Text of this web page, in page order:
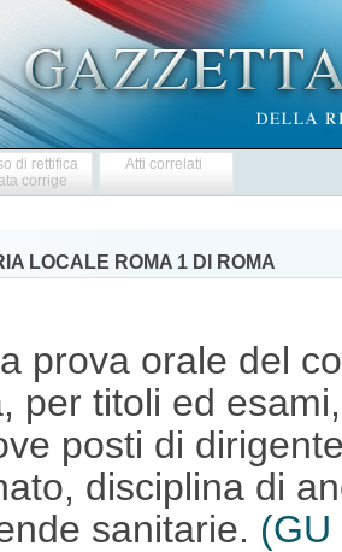
di rettifica
corrige
Atti correlati
LOCALE ROMA 1 DI ROMA
prova orale del
per titoli ed
posti di
disciplina di
sanitarie.